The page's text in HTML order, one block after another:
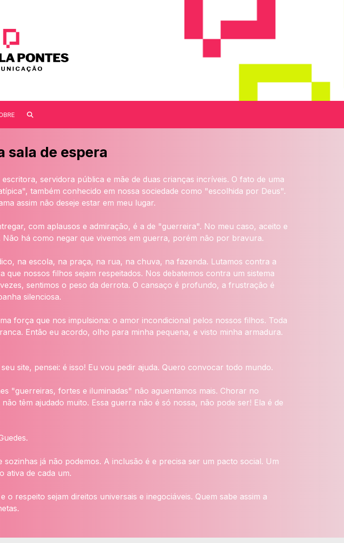
sala de espera
servidora pública e mãe de duas crianças incríveis. O fato de uma
também conhecido em nossa sociedade como "escolhida por Deus".
assim não deseje estar em meu lugar.
com aplausos e admiração, é a de "guerreira". No meu caso, aceito e
há como negar que vivemos em guerra, porém não por bravura.
na escola, na praça, na rua, na chuva, na fazenda. Lutamos contra a
nossos filhos sejam respeitados. Nos debatemos contra um sistema
sentimos o peso da derrota. O cansaço é profundo, a frustração é
silenciosa.
força que nos impulsiona: o amor incondicional pelos nossos filhos. Toda
Então eu acordo, olho para minha pequena, e visto minha armadura.
site, pensei: é isso! Eu vou pedir ajuda. Quero convocar todo mundo.
"guerreiras, fortes e iluminadas" não aguentamos mais. Chorar no
têm ajudado muito. Essa guerra não é só nossa, não pode ser! Ela é de
já não podemos. A inclusão é e precisa ser um pacto social. Um
ativa de cada um.
respeito sejam direitos universais e inegociáveis. Quem sabe assim a